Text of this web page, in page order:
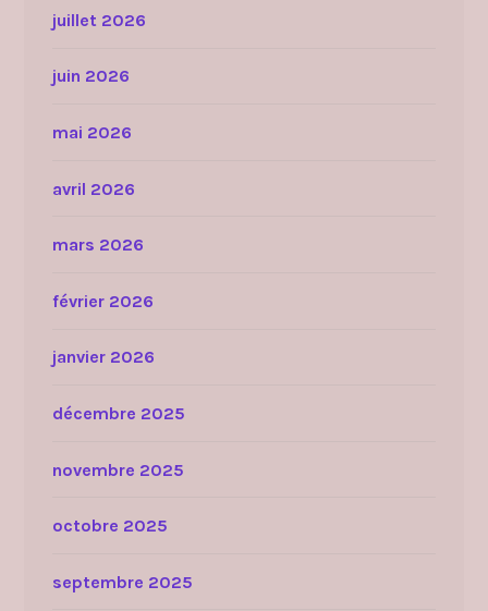
juillet 2026
juin 2026
mai 2026
avril 2026
mars 2026
février 2026
janvier 2026
décembre 2025
novembre 2025
octobre 2025
septembre 2025